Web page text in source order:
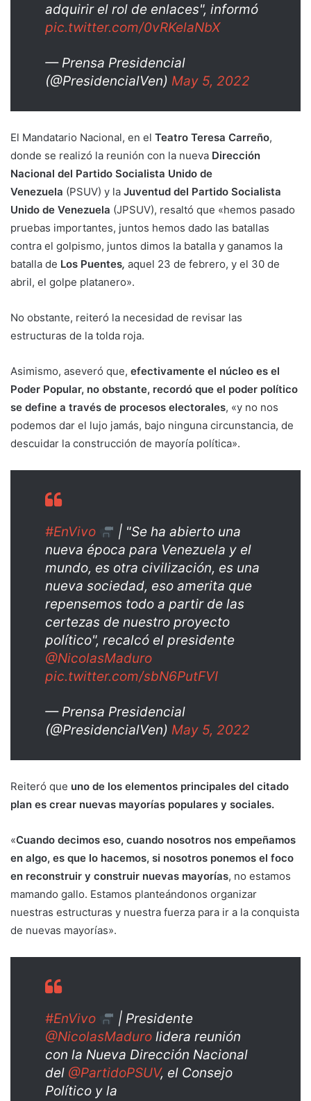
adquirir el rol de enlaces", informó
pic.twitter.com/0vRKelaNbX
— Prensa Presidencial
(@PresidencialVen) May 5, 2022
El Mandatario Nacional, en el Teatro Teresa Carreño,
donde se realizó la reunión con la nueva Dirección
Nacional del Partido Socialista Unido de
Venezuela (PSUV) y la Juventud del Partido Socialista
Unido de Venezuela (JPSUV), resaltó que «hemos pasado
pruebas importantes, juntos hemos dado las batallas
contra el golpismo, juntos dimos la batalla y ganamos la
batalla de Los Puentes, aquel 23 de febrero, y el 30 de
abril, el golpe platanero».
No obstante, reiteró la necesidad de revisar las
estructuras de la tolda roja.
Asimismo, aseveró que, efectivamente el núcleo es el
Poder Popular, no obstante, recordó que el poder político
se define a través de procesos electorales, «y no nos
podemos dar el lujo jamás, bajo ninguna circunstancia, de
descuidar la construcción de mayoría política».
#EnVivo
| "Se ha abierto una
nueva época para Venezuela y el
mundo, es otra civilización, es una
nueva sociedad, eso amerita que
repensemos todo a partir de las
certezas de nuestro proyecto
político", recalcó el presidente
@NicolasMaduro
pic.twitter.com/sbN6PutFVI
— Prensa Presidencial
(@PresidencialVen) May 5, 2022
Reiteró que uno de los elementos principales del citado
plan es crear nuevas mayorías populares y sociales.
«Cuando decimos eso, cuando nosotros nos empeñamos
en algo, es que lo hacemos, si nosotros ponemos el foco
en reconstruir y construir nuevas mayorías, no estamos
mamando gallo. Estamos planteándonos organizar
nuestras estructuras y nuestra fuerza para ir a la conquista
de nuevas mayorías».
#EnVivo
| Presidente
@NicolasMaduro lidera reunión
con la Nueva Dirección Nacional
del @PartidoPSUV, el Consejo
Político y la